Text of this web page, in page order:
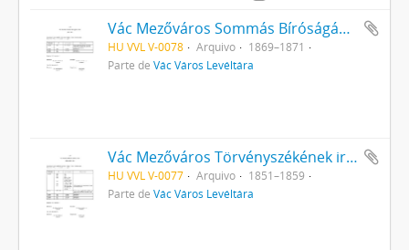
Vác Mezőváros Sommás Bíróságának iratai
HU VVL V-0078 Arquivo
1869–1871
Parte de Vác Város Levéltára
Vác Mezőváros Törvényszékének iratai
HU VVL V-0077 Arquivo
1851–1859
Parte de Vác Város Levéltára